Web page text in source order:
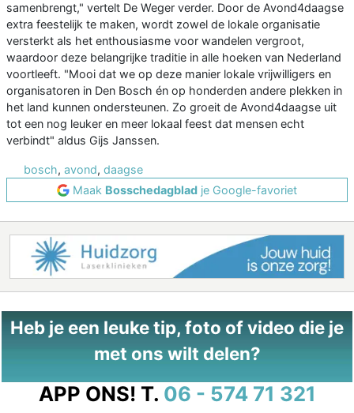
samenbrengt," vertelt De Weger verder. Door de Avond4daagse
extra feestelijk te maken, wordt zowel de lokale organisatie
versterkt als het enthousiasme voor wandelen vergroot,
waardoor deze belangrijke traditie in alle hoeken van Nederland
voortleeft. "Mooi dat we op deze manier lokale vrijwilligers en
organisatoren in Den Bosch én op honderden andere plekken in
het land kunnen ondersteunen. Zo groeit de Avond4daagse uit
tot een nog leuker en meer lokaal feest dat mensen echt
verbindt" aldus Gijs Janssen.
bosch, avond, daagse
Maak Bosschedagblad je Google-favoriet
Heb je een leuke tip, foto of video die je
met ons wilt delen?
APP ONS! T. 06 - 574 71 321